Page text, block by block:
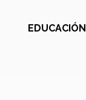
EDUCACIÓN